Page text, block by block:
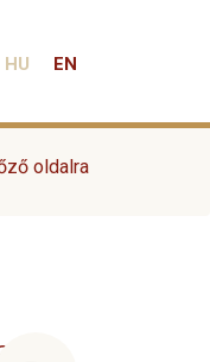
HU EN
oldalra
–